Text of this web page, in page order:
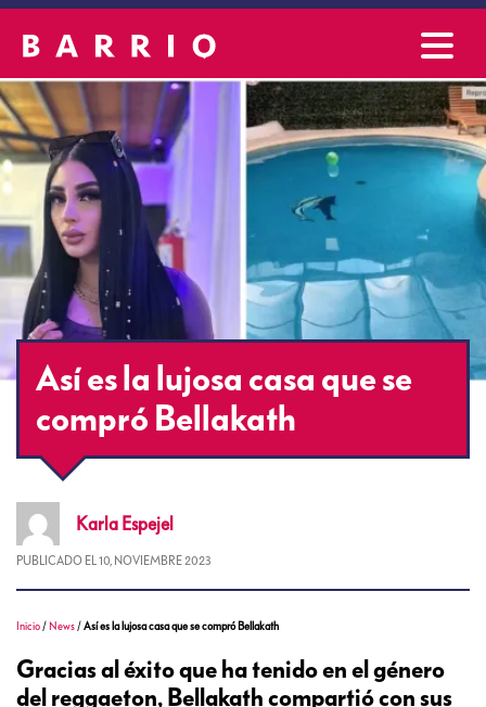
Así es la lujosa casa que se
compró Bellakath
Karla Espejel
PUBLICADO EL 10, NOVIEMBRE 2023
Inicio / News /Así es la lujosa casa que se compró Bellakath
Gracias al éxito que ha tenido en el género
del reggaeton, Bellakath compartió con sus